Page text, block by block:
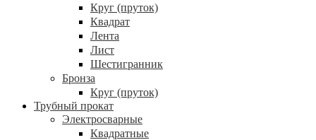
Круг (пруток)
Квадрат
Лента
Лист
Шестигранник
Бронза
Круг (пруток)
Трубный прокат
Электросварные
Квадратные